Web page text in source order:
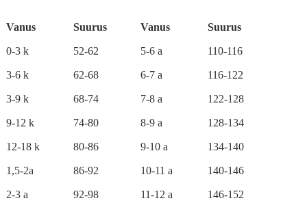
Vanus Suurus Vanus Suurus
0-3 k 52-62 5-6 a 110-116
3-6 k 62-68 6-7 a 116-122
3-9 k 68-74 7-8 a 122-128
9-12 k 74-80 8-9 a 128-134
12-18 k 80-86 9-10 a 134-140
1,5-2a 86-92 10-11 a 140-146
2-3 a 92-98 11-12 a 146-152